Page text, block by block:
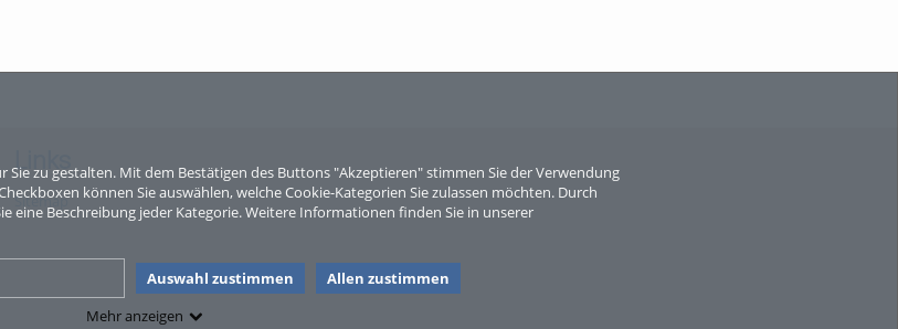
zu gestalten. Mit dem Bestätigen des Buttons "Akzeptieren" stimmen Sie der Verwendung
können Sie auswählen, welche Cookie-Kategorien Sie zulassen möchten. Durch
eine Beschreibung jeder Kategorie. Weitere Informationen finden Sie in unserer
Auswahl zustimmen
Allen zustimmen
Mehr anzeigen
Sperber
Links
Sitemap